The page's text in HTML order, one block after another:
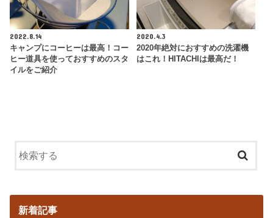
2022.8.14
キャンプにコーヒーは最高！コー
ヒー道具を使っておすすめのスタ
イルをご紹介
2020.4.3
2020年絶対におすすめの洗濯機
はこれ！HITACHIは最高だ！
新着記事